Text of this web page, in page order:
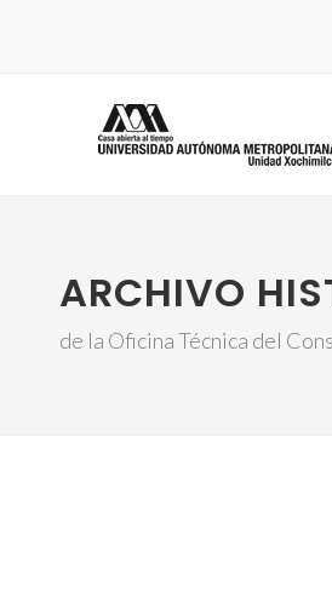
ARCHIVO
de la Oficina Técnica del